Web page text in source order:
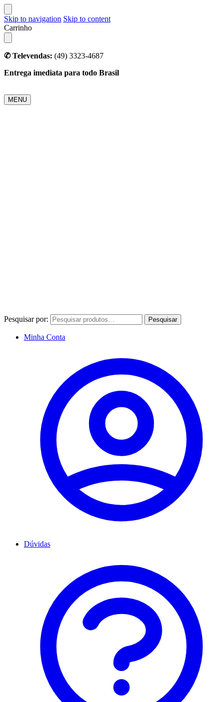
Skip to navigation Skip to content
Carrinho
✆ Televendas: (49) 3323-4687
Entrega imediata para todo Brasil
MENU
Pesquisar por: Pesquisar
Minha Conta
Dúvidas